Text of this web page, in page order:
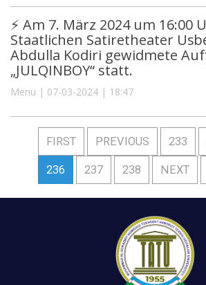
⚡️ Am 7. März 2024 um 16:00
Staatlichen Satiretheater
Abdulla Kodiri gewidmete
„JULQINBOY“ statt.
Menu | 07-03-2024 | 18:47
FIRST PREVIOUS 233
236 237 238 NEXT